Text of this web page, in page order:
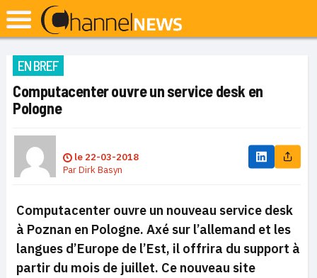
EN BREF
Computacenter ouvre un service desk en
Pologne
le 22-03-2018
ParDirk Basyn
Computacenter ouvre un nouveau service desk
à Poznan en Pologne. Axé sur l’allemand et les
langues d’Europe de l’Est, il offrira du support à
partir du mois de juillet. Ce nouveau site